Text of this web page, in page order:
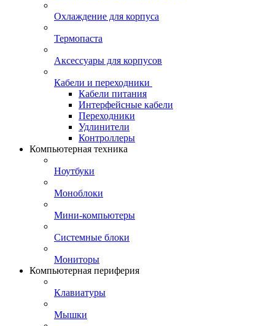
Охлаждение для корпуса
Термопаста
Аксессуары для корпусов
Кабели и переходники
Кабели питания
Интерфейсные кабели
Переходники
Удлинители
Контроллеры
Компьютерная техника
Ноутбуки
Моноблоки
Мини-компьютеры
Системные блоки
Мониторы
Компьютерная периферия
Клавиатуры
Мышки